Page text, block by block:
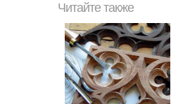
Читайте также